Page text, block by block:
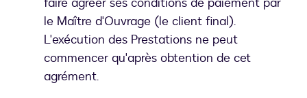
le Maître d'Ouvrage (le client final).
L'exécution des Prestations ne peut
commencer qu'après obtention de cet
agrément.